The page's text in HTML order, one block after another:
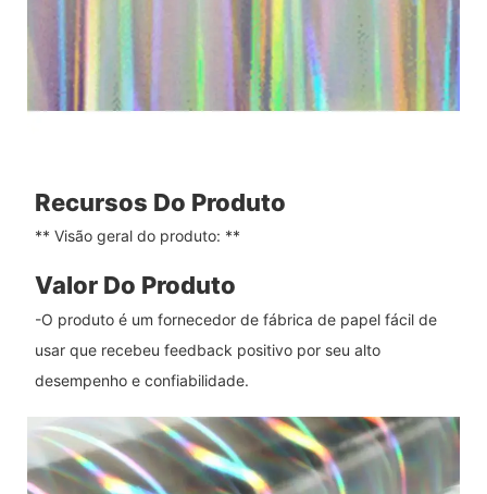
Recursos Do Produto
** Visão geral do produto: **
Valor Do Produto
-O produto é um fornecedor de fábrica de papel fácil de
usar que recebeu feedback positivo por seu alto
desempenho e confiabilidade.